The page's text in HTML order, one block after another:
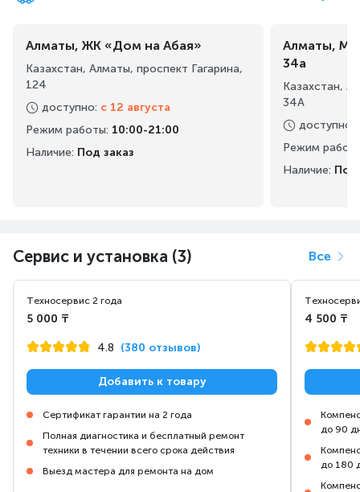
Алматы, ЖК «Дом на Абая»
Казахстан, Алматы, проспект Гагарина,
124
доступно: с 12 августа
Режим работы: 10:00-21:00
Наличие: Под заказ
Алматы,
34а
Казахстан,
34А
доступно
Режим
Наличие: Под
Сервис и установка (3) Все
Техносервис 2 года
5 000 ₸
4.8 (380 отзывов)
Добавить к товару
Сертификат гарантии на 2 года
Полная диагностика и бесплатный ремонт
техники в течении всего срока действия
Выезд мастера для ремонта на дом
4 500 ₸
до 90
до 180